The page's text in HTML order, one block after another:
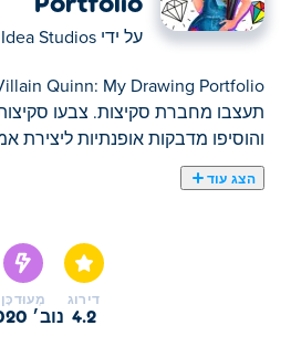
על ידי Idea Studios
תעצבו מחברת סקיצות. צבעו
והוסיפו מדבקות אופנתיות ליצירת
הצג עוד
דירוג
4.2
מְעוּדכָּן
נוב׳ 2020